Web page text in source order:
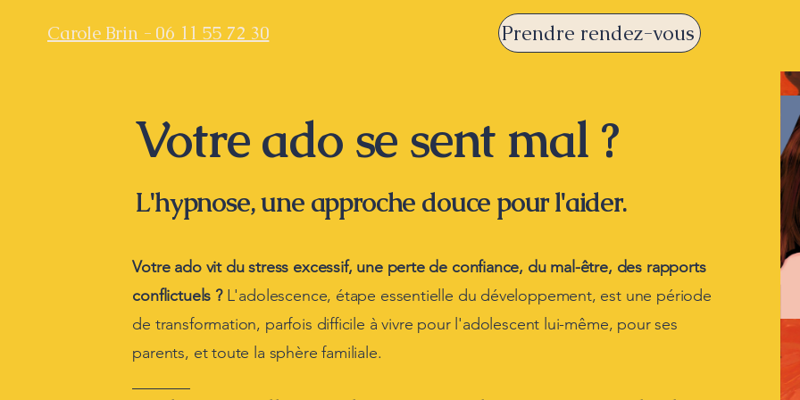
Carole Brin - 06 11 55 72 30 Prendre rendez-vous
Votre ado se sent mal ?
L'hypnose, une approche douce pour l'aider.
Votre ado vit du stress excessif, une perte de confiance, du mal-être, des rapports
conflictuels ?​L'adolescence, étape essentielle du développement, est une période
de transformation, parfois difficile à vivre pour l'adolescent lui-même, pour ses
parents, et toute la sphère familiale.​